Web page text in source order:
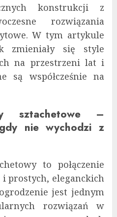
konstrukcji z
rozwiązania
W tym artykule
zmieniały się style
na przestrzeni lat i
są współcześnie na
sztachetowe –
nie wychodzi z
to połączenie
prostych, eleganckich
jest jednym
rozwiązań w